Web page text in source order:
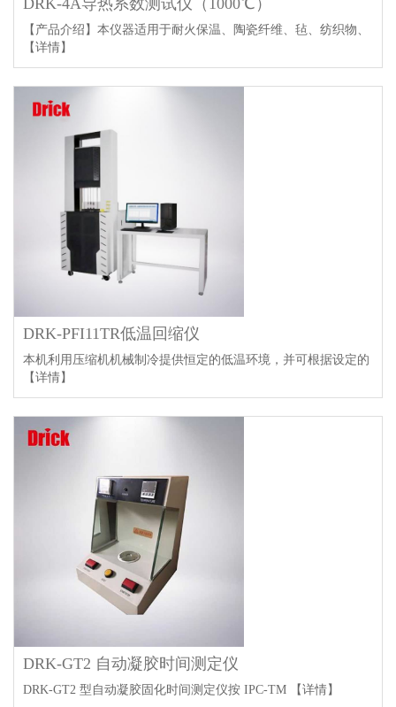
【产品介绍】本仪器适用于耐火保温、陶瓷纤维、毡、纺织物、
【详情】
DRK-PFI11TR低温回缩仪
本机利用压缩机机械制冷提供恒定的低温环境，并可根据设定的
【详情】
DRK-GT2 自动凝胶时间测定仪
DRK-GT2 型自动凝胶固化时间测定仪按 IPC-TM 【详情】